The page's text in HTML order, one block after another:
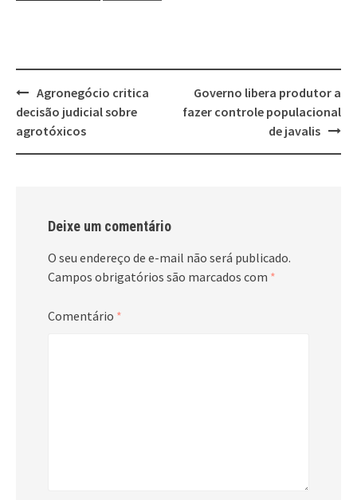
Post
navigation
Agronegócio critica
decisão judicial sobre
agrotóxicos
Governo libera produtor a
fazer controle populacional
de javalis
Deixe um comentário
O seu endereço de e-mail não será publicado.
Campos obrigatórios são marcados com *
Comentário *